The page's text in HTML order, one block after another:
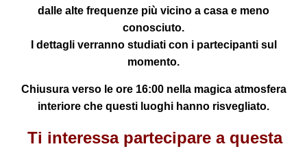
dalle alte frequenze più vicino a casa e meno
conosciuto.
I dettagli verranno studiati con i partecipanti sul
momento.
Chiusura verso le ore 16:00nella magica atmosfera
interiore che questi luoghi hanno risvegliato.
Ti interessa partecipare a questa